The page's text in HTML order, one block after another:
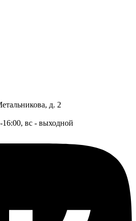
д. 2
вс - выходной